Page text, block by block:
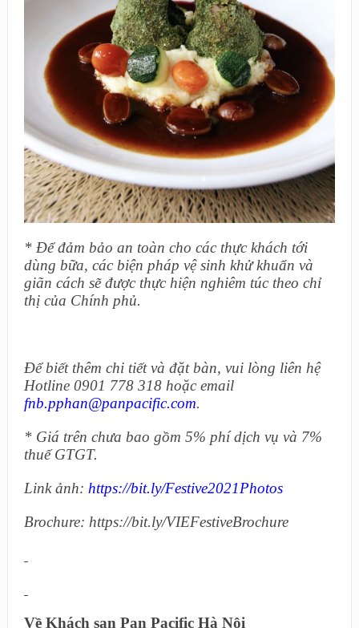
* Để đảm bảo an toàn cho các thực khách tới
dùng bữa, các biện pháp vệ sinh khử khuẩn và
giãn cách sẽ được thực hiện nghiêm túc theo chỉ
thị của Chính phủ.
Để biết thêm chi tiết và đặt bàn, vui lòng liên hệ
Hotline 0901 778 318 hoặc email
fnb.pphan@panpacific.com.
* Giá trên chưa bao gồm 5% phí dịch vụ và 7%
thuế GTGT.
Link ảnh: https://bit.ly/Festive2021Photos
Brochure: https://bit.ly/VIEFestiveBrochure
Về Khách sạn Pan Pacific Hà Nội